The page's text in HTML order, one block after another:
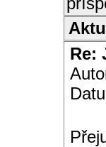
Re: